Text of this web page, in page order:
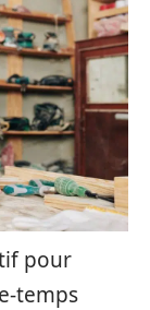
pour
temps